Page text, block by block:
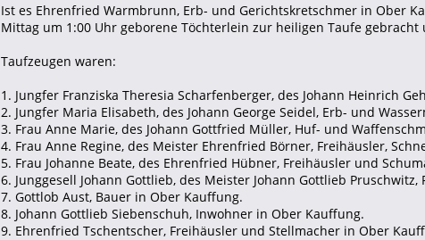
Ist es Ehrenfried Warmbrunn, Erb- und Gerichtskretschmer in Ober
Mittag um 1:00 Uhr geborene Töchterlein zur heiligen Taufe gebracht
Taufzeugen waren:
1. Jungfer Franziska Theresia Scharfenberger, des Johann Heinrich
2. Jungfer Maria Elisabeth, des Johann George Seidel, Erb- und
3. Frau Anne Marie, des Johann Gottfried Müller, Huf- und
4. Frau Anne Regine, des Meister Ehrenfried Börner, Freihäusler,
5. Frau Johanne Beate, des Ehrenfried Hübner, Freihäusler und
6. Junggesell Johann Gottlieb, des Meister Johann Gottlieb
7. Gottlob Aust, Bauer in Ober Kauffung.
8. Johann Gottlieb Siebenschuh, Inwohner in Ober Kauffung.
9. Ehrenfried Tschentscher, Freihäusler und Stellmacher in Ober